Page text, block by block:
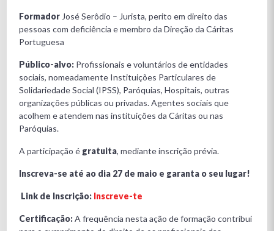
Formador José Serôdio – Jurista, perito em direito das
pessoas com deficiência e membro da Direção da Cáritas
Portuguesa
Público-alvo: Profissionais e voluntários de entidades
sociais, nomeadamente Instituições Particulares de
Solidariedade Social (IPSS), Paróquias, Hospitais, outras
organizações públicas ou privadas. Agentes sociais que
acolhem e atendem nas instituições da Cáritas ou nas
Paróquias.
A participação é gratuita, mediante inscrição prévia.
Inscreva-se até ao dia 27 de maio e garanta o seu lugar!
Link de Inscrição: Inscreve-te
Certificação:A frequência nesta ação de formação contribui